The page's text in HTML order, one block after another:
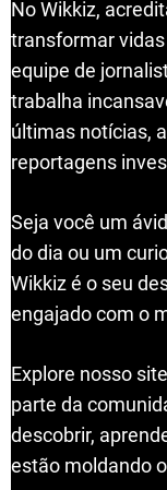
No Wikkiz,
transformar
equipe de
trabalha
últimas notícias,
reportagens
Seja você um
do dia ou um
Wikkiz é o seu
engajado com o
Explore nosso
parte da
descobrir,
estão moldando